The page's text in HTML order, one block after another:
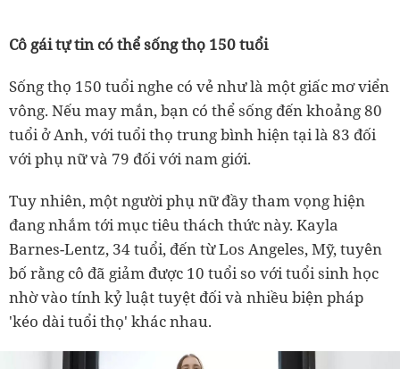
Cô gái tự tin có thể sống thọ 150 tuổi
Sống thọ 150 tuổi nghe có vẻ như là một giấc mơ viển
vông. Nếu may mắn, bạn có thể sống đến khoảng 80
tuổi ở Anh, với tuổi thọ trung bình hiện tại là 83 đối
với phụ nữ và 79 đối với nam giới.
Tuy nhiên, một người phụ nữ đầy tham vọng hiện
đang nhắm tới mục tiêu thách thức này. Kayla
Barnes-Lentz, 34 tuổi, đến từ Los Angeles, Mỹ, tuyên
bố rằng cô đã giảm được 10 tuổi so với tuổi sinh học
nhờ vào tính kỷ luật tuyệt đối và nhiều biện pháp
'kéo dài tuổi thọ' khác nhau.